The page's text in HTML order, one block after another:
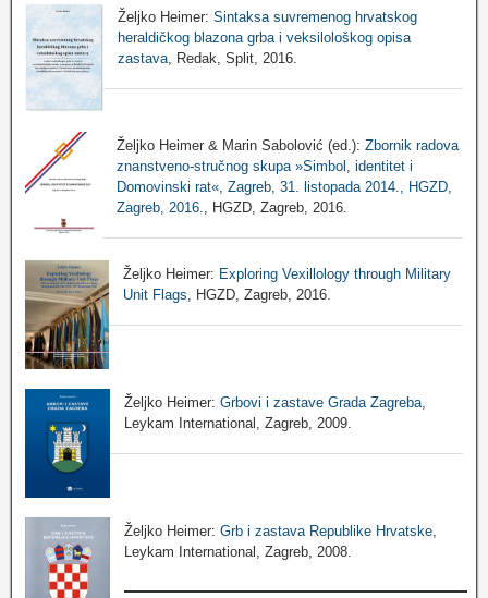
Željko Heimer: Sintaksa suvremenog hrvatskog
heraldičkog blazona grba i veksilološkog opisa
zastava, Redak, Split, 2016.
Željko Heimer & Marin Sabolović (ed.): Zbornik radova
znanstveno-stručnog skupa »Simbol, identitet i
Domovinski rat«, Zagreb, 31. listopada 2014., HGZD,
Zagreb, 2016.
, HGZD, Zagreb, 2016.
Željko Heimer: Exploring Vexillology through Military
Unit Flags , HGZD, Zagreb, 2016.
Željko Heimer: Grbovi i zastave Grada Zagreba
Leykam International, Zagreb, 2009.
Željko Heimer:Grb i zastava Republike Hrvatske
Leykam International, Zagreb, 2008.